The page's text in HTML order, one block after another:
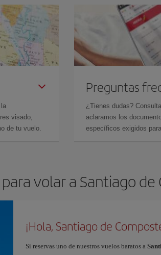
visado,
de tu vuelo.
Preguntas
¿Tienes dudas?
aclaramos los
específicos exigidos
volar a Santiago de
¡Hola, Santiago de
Si reservas uno de nuestros vuelos baratos a